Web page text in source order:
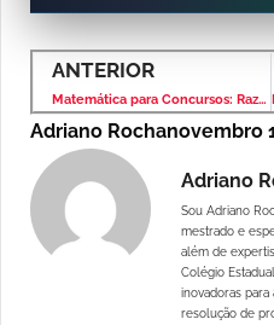
ANTERIOR
Matemática para Concursos: Razão e Proporção – Banca VUNESP – Nível Médio
Adriano Rochanovembro
Adriano
Sou Adriano
mestrado e
além de
Colégio
inovadoras para
resolução de